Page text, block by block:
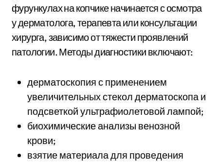
фурункулах на копчике начинается с осмотра
у дерматолога, терапевта или консультации
хирурга, зависимо от тяжести проявлений
патологии. Методы диагностики включают:
дерматоскопия с применением
увеличительных стекол дерматоскопа и
подсветкой ультрафиолетовой лампой;
биохимические анализы венозной
крови;
взятие материала для проведения